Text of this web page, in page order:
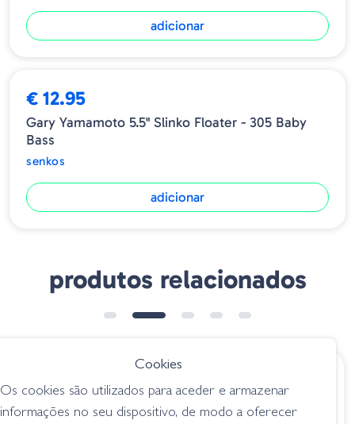
adicionar
€ 12.95
Gary Yamamoto 5.5" Slinko Floater - 305 Baby
Bass
senkos
adicionar
produtos relacionados
€ 5.85
Amostra Stick 04-
Gary Yamamoto
Cookies
Os cookies são utilizados para aceder e armazenar
informações no seu dispositivo, de modo a oferecer